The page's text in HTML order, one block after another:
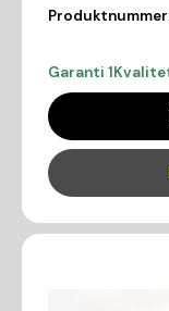
Garanti 1